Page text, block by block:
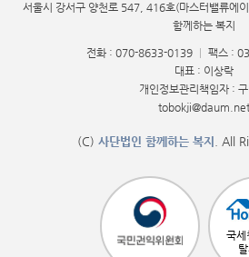
서울시 강서구 양천로 547, 416호(마스터밸류에
함께하는 복지
전화 : 070-8633-0139
팩스 :
대표 : 이상락
개인정보관리책임자 : 구
tobokji@daum.net
(C) 사단법인 함께하는 복지 . All
국세